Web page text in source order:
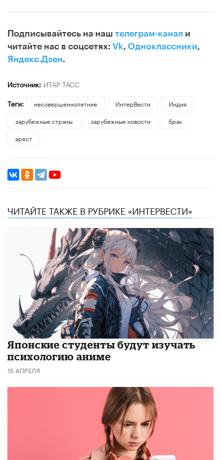
Подписывайтесь на наш телеграм-канал и
читайте нас в соцсетях: Vk, Одноклассники,
Яндекс.Дзен.
Источник: ИТАР ТАСС
Теги:
несовершеннолетние ИнтерВести
Индия
зарубежные страны
зарубежные новости
брак
арест
ЧИТАЙТЕ ТАКЖЕ В РУБРИКЕ «ИНТЕРВЕСТИ»
Японские студенты будут изучать
психологию аниме
15 АПРЕЛЯ